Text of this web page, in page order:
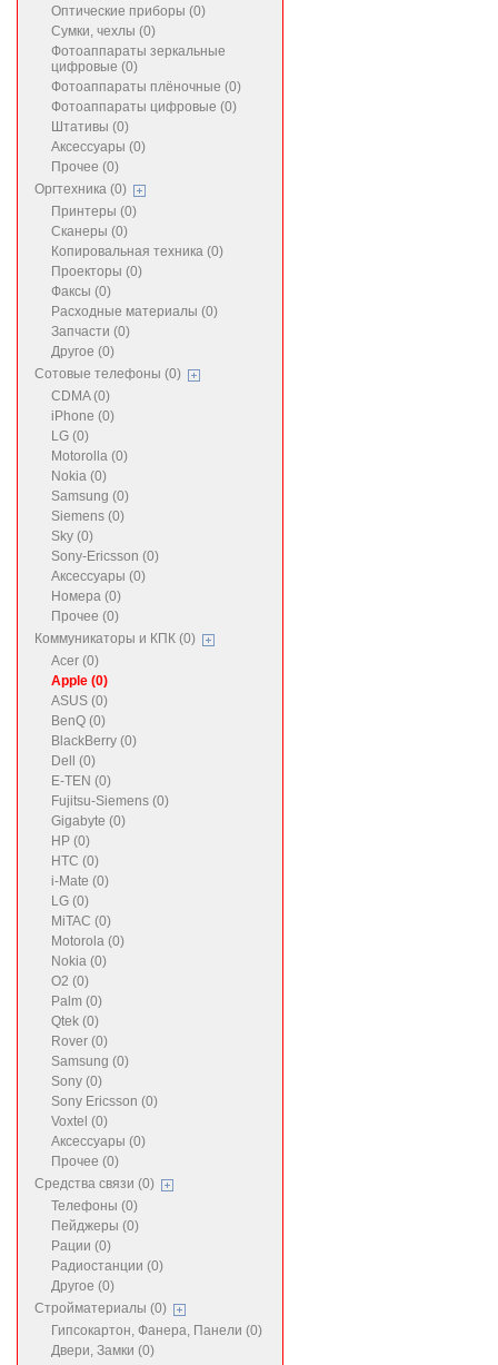
Оптические приборы (0)
Сумки, чехлы (0)
Фотоаппараты зеркальные
цифровые (0)
Фотоаппараты плёночные (0)
Фотоаппараты цифровые (0)
Штативы (0)
Аксессуары (0)
Прочее (0)
Оргтехника (0)
Принтеры (0)
Сканеры (0)
Копировальная техника (0)
Проекторы (0)
Факсы (0)
Расходные материалы (0)
Запчасти (0)
Другое (0)
Сотовые телефоны (0)
CDMA (0)
iPhone (0)
LG (0)
Motorolla (0)
Nokia (0)
Samsung (0)
Siemens (0)
Sky (0)
Sony-Ericsson (0)
Аксессуары (0)
Номера (0)
Прочее (0)
Коммуникаторы и КПК (0)
Acer (0)
Apple (0)
ASUS (0)
BenQ (0)
BlackBerry (0)
Dell (0)
E-TEN (0)
Fujitsu-Siemens (0)
Gigabyte (0)
HP (0)
HTC (0)
i-Mate (0)
LG (0)
MiTAC (0)
Motorola (0)
Nokia (0)
O2 (0)
Palm (0)
Qtek (0)
Rover (0)
Samsung (0)
Sony (0)
Sony Ericsson (0)
Voxtel (0)
Аксессуары (0)
Прочее (0)
Средства связи (0)
Телефоны (0)
Пейджеры (0)
Рации (0)
Радиостанции (0)
Другое (0)
Стройматериалы (0)
Гипсокартон, Фанера, Панели (0)
Двери, Замки (0)